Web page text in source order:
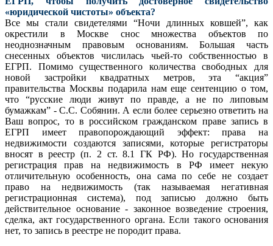
«юридической чистоты» объекта?
Все мы стали свидетелями “Ночи длинных ковшей”, как
окрестили в Москве снос множества объектов по
неоднозначным правовым основаниям. Большая часть
снесенных объектов числилась чьей-то собственностью в
ЕГРП. Помимо существенного количества свободных для
новой застройки квадратных метров, эта “акция”
правительства Москвы подарила нам еще сентенцию о том,
что “русские люди живут по правде, а не по липовым
бумажкам” - С.С. Собянин. А если более серьезно ответить на
Ваш вопрос, то в российском гражданском праве запись в
ЕГРП имеет правопорождающий эффект: права на
недвижимости создаются записями, которые регистраторы
вносят в реестр (п. 2 ст. 8.1 ГК РФ). Но государственная
регистрация прав на недвижимость в РФ имеет некую
отличительную особенность, она сама по себе не создает
право на недвижимость (так называемая негативная
регистрационная система), под записью должно быть
действительное основание - законное возведение строения,
сделка, акт государственного органа. Если такого основания
нет, то запись в реестре не породит права.